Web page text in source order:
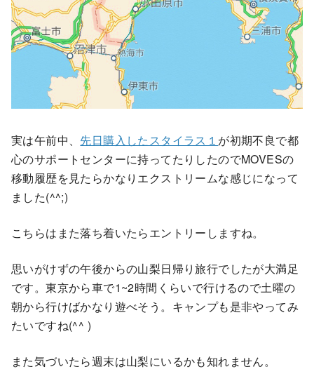
実は午前中、 先日購入したスタイラス１ が初期不良で都
心のサポートセンターに持ってたりしたのでMOVESの
移動履歴を見たらかなりエクストリームな感じになって
ました(^^;)
こちらはまた落ち着いたらエントリーしますね。
思いがけずの午後からの山梨日帰り旅行でしたが大満足
です。東京から車で1~2時間くらいで行けるので土曜の
朝から行けばかなり遊べそう。キャンプも是非やってみ
たいですね(^^ )
また気づいたら週末は山梨にいるかも知れません。